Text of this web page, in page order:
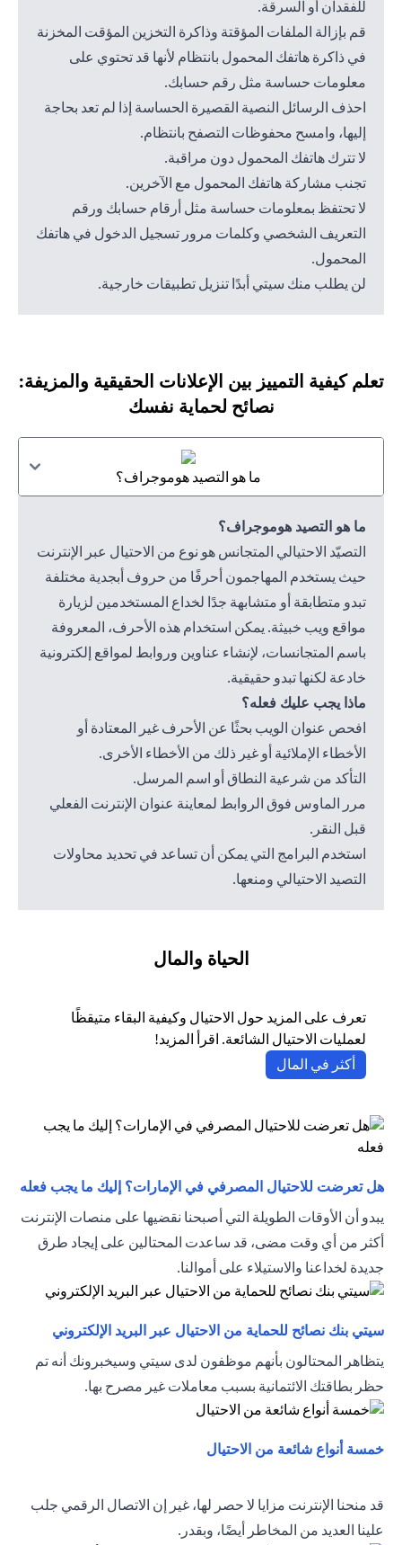
للفقدان أو السرقة.
قم بإزالة الملفات المؤقتة وذاكرة التخزين المؤقت المخزنة
في ذاكرة هاتفك المحمول بانتظام لأنها قد تحتوي على
معلومات حساسة مثل رقم حسابك.
احذف الرسائل النصية القصيرة الحساسة إذا لم تعد بحاجة
إليها، وامسح محفوظات التصفح بانتظام.
لا تترك هاتفك المحمول دون مراقبة.
تجنب مشاركة هاتفك المحمول مع الآخرين.
لا تحتفظ بمعلومات حساسة مثل أرقام حسابك ورقم
التعريف الشخصي وكلمات مرور تسجيل الدخول في هاتفك
المحمول.
لن يطلب منك سيتي أبدًا تنزيل تطبيقات خارجية.
تعلم كيفية التمييز بين الإعلانات الحقيقية والمزيفة:
نصائح لحماية نفسك
ما هو التصيد هوموجراف؟
ما هو التصيد هوموجراف؟
التصيّد الاحتيالي المتجانس هو نوع من الاحتيال عبر الإنترنت
حيث يستخدم المهاجمون أحرفًا من حروف أبجدية مختلفة
تبدو متطابقة أو متشابهة جدًا لخداع المستخدمين لزيارة
مواقع ويب خبيثة. يمكن استخدام هذه الأحرف، المعروفة
باسم المتجانسات، لإنشاء عناوين وروابط لمواقع إلكترونية
خادعة لكنها تبدو حقيقية.
ماذا يجب عليك فعله؟
افحص عنوان الويب بحثًا عن الأحرف غير المعتادة أو
الأخطاء الإملائية أو غير ذلك من الأخطاء الأخرى.
التأكد من شرعية النطاق أو اسم المرسل.
مرر الماوس فوق الروابط لمعاينة عنوان الإنترنت الفعلي
قبل النقر.
استخدم البرامج التي يمكن أن تساعد في تحديد محاولات
التصيد الاحتيالي ومنعها.
الحياة والمال
تعرف على المزيد حول الاحتيال وكيفية البقاء متيقظًا
لعمليات الاحتيال الشائعة. اقرأ المزيد!
أكثر في المال
هل تعرضت للاحتيال المصرفي في الإمارات؟ إليك ما يجب فعله
يبدو أن الأوقات الطويلة التي أصبحنا نقضيها على منصات الإنترنت
أكثر من أي وقت مضى، قد ساعدت المحتالين على إيجاد طرق
جديدة لخداعنا والاستيلاء على أموالنا.
سيتي بنك نصائح للحماية من الاحتيال عبر البريد الإلكتروني
يتظاهر المحتالون بأنهم موظفون لدى سيتي وسيخبرونك أنه تم
حظر بطاقتك الائتمانية بسبب معاملات غير مصرح بها.
خمسة أنواع شائعة من الاحتيال
قد منحنا الإنترنت مزايا لا حصر لها، غير إن الاتصال الرقمي جلب
علينا العديد من المخاطر أيضًا، وبقدر.